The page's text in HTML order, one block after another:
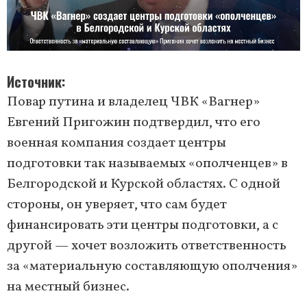
Источник
Повар путина и владелец ЧВК «Вагнер»
Евгений Пригожин подтвердил, что его
военная компания создает центры
подготовки так называемых «ополченцев» в
Белгородской и Курской областях. С одной
стороны, он уверяет, что сам будет
финансировать эти центры подготовки, а с
другой — хочет возложить ответственность
за «материальную составляющую ополчения»
на местный бизнес.